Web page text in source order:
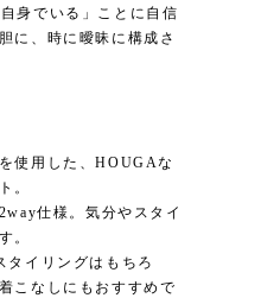
身でいる」ことに自信
に、時に曖昧に構成さ
使用した、HOUGAな
。
仕様。気分やスタイ
。
タイリングはもちろ
こなしにもおすすめで